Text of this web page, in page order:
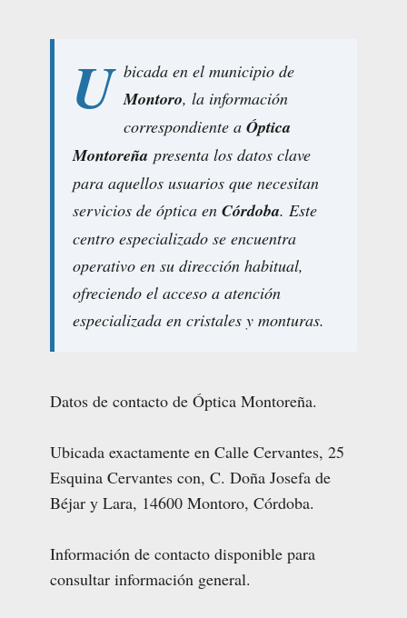
U bicada en el municipio de
Montoro, la información
correspondiente a Óptica
Montoreña presenta los datos clave
para aquellos usuarios que necesitan
servicios de óptica en Córdoba. Este
centro especializado se encuentra
operativo en su dirección habitual,
ofreciendo el acceso a atención
especializada en cristales y monturas.
Datos de contacto de Óptica Montoreña.
Ubicada exactamente en Calle Cervantes, 25
Esquina Cervantes con, C. Doña Josefa de
Béjar y Lara, 14600 Montoro, Córdoba.
Información de contacto disponible para
consultar información general.